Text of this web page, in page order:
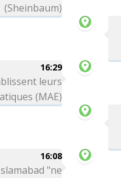
(Sheinbaum)
16:29
leurs
(MAE)
16:08
"ne